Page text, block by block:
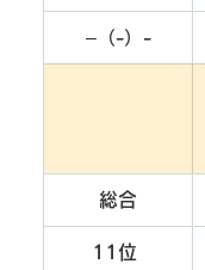
–（-）-
総合
11位